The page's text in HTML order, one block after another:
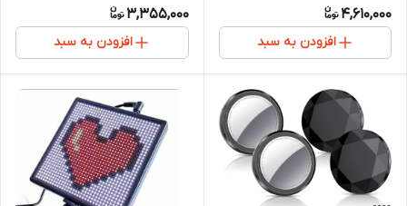
4,610,000
افزودن به سبد
3,355,000
افزودن به سبد